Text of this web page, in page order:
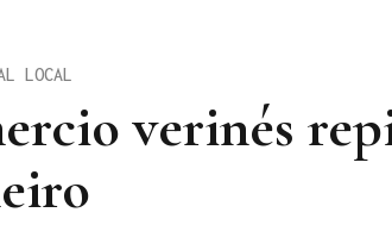
verinés
LOCAL